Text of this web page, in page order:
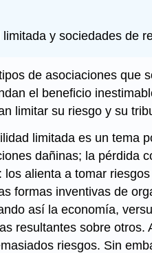
y sociedades de
de asociaciones que
el beneficio
limitar su riesgo y su
limitada es un tema
dañinas; la pérdida
alienta a tomar
formas inventivas de
así la economía,
resultantes sobre otros.
riesgos. Sin